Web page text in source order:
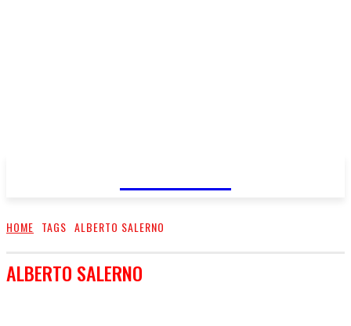
HOME TAGS ALBERTO SALERNO
ALBERTO SALERNO